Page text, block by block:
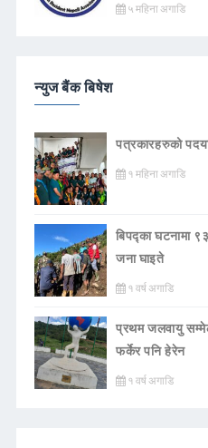
५ महिना अगाडि
न्युज बैंक बिषेश
पत्रकारहरुको
१ महिना अगाडि
बिपद्का घटनामा
जना घाइते
१ वर्ष अगाडि
प्रथम जलवायु
फर्केर पनि हेरेन
१ वर्ष अगाडि